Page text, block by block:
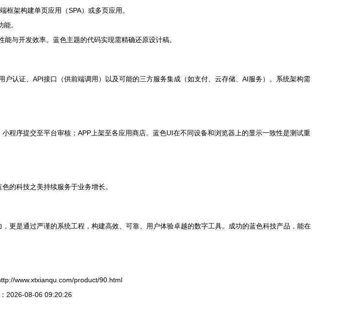
框架构建单页应用（SPA）或多页应用。
。
与开发效率。蓝色主题的代码实现需精确还原设计稿。
认证、API接口（供前端调用）以及可能的三方服务集成（如支付、云存储、AI服务）。系统架构需
程序提交至平台审核；APP上架至各应用商店。蓝色UI在不同设备和浏览器上的显示一致性是测试重
的科技之美持续服务于业务增长。
更是通过严谨的系统工程，构建高效、可靠、用户体验卓越的数字工具。成功的蓝色科技产品，能在
www.xtxianqu.com/product/90.html
2026-08-06 09:20:26